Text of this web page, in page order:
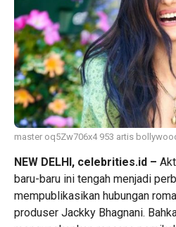
master oq5Zw706x4 953 artis
NEW DELHI, celebrities.id –
baru-baru ini tengah menjadi
mempublikasikan hubungan
produser Jackky Bhagnani.